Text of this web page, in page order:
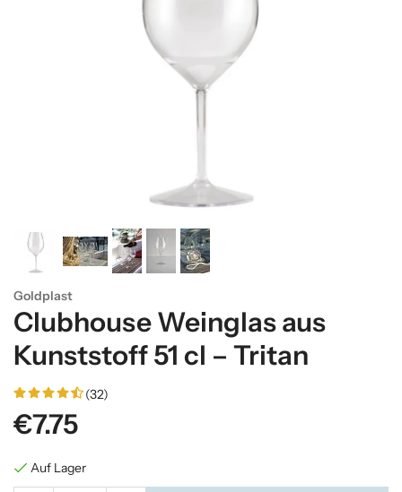
Goldplast
Clubhouse Weinglas aus
Kunststoff 51 cl – Tritan
(32)
€7.75
Auf Lager